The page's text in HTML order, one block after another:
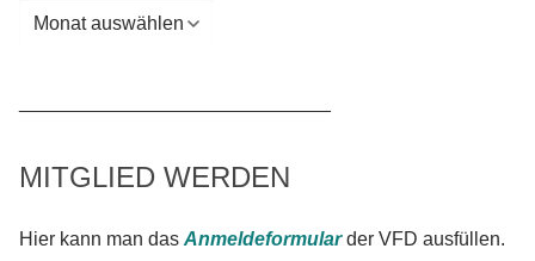
Archiv
MITGLIED WERDEN
Hier kann man das Anmeldeformularder VFD ausfüllen.